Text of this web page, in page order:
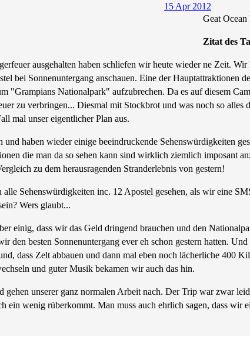
15 Apr 2012
Geat Ocean
Zitat des
ausgehalten haben schliefen wir heute wieder ne Zeit.
bei Sonnenuntergang anschauen. Eine der Hauptattraktionen
"Grampians Nationalpark" aufzubrechen. Da es auf diesem
zu verbringen... Diesmal mit Stockbrot und was noch so
mal unser eigentlicher Plan aus.
haben wieder einige beeindruckende Sehenswürdigkeiten
die man da so sehen kann sind wirklich ziemlich imposant
zu dem herausragenden Stranderlebnis von gestern!
Sehenswürdigkeiten inc. 12 Apostel gesehen, als wir eine
Wers glaubt...
einig, dass wir das Geld dringend brauchen und den
den besten Sonnenuntergang ever eh schon gestern hatten.
dass Zelt abbauen und dann mal eben noch lächerliche 400
und guter Musik bekamen wir auch das hin.
unserer ganz normalen Arbeit nach. Der Trip war zwar
ein wenig rüberkommt. Man muss auch ehrlich sagen, dass